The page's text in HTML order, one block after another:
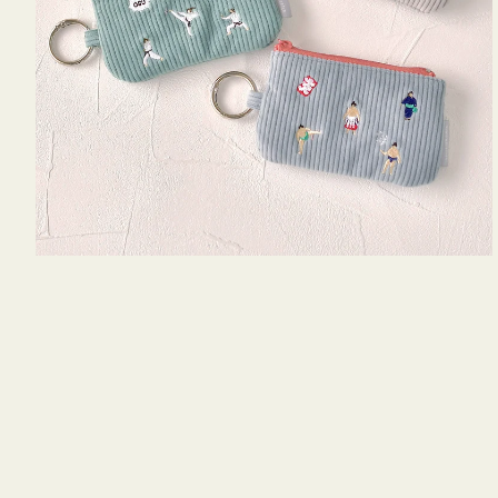
キ
ー
リ
ン
グ
付
き